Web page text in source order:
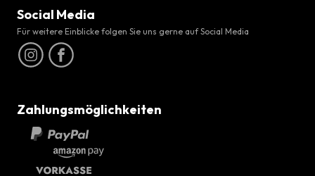
Social Media
Für weitere Einblicke folgen Sie uns gerne auf Social Media
Zahlungsmöglichkeiten